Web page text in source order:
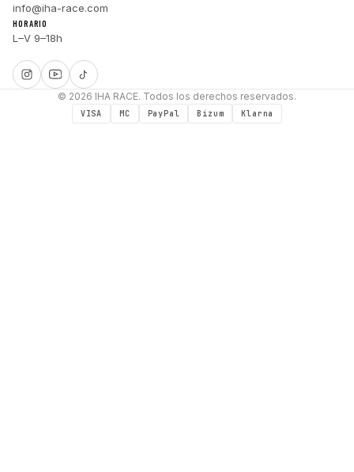
info@iha-race.com
HORARIO
L–V 9–18h
© 2026 IHA RACE. Todos los derechos reservados.
VISA MC PayPal Bizum Klarna